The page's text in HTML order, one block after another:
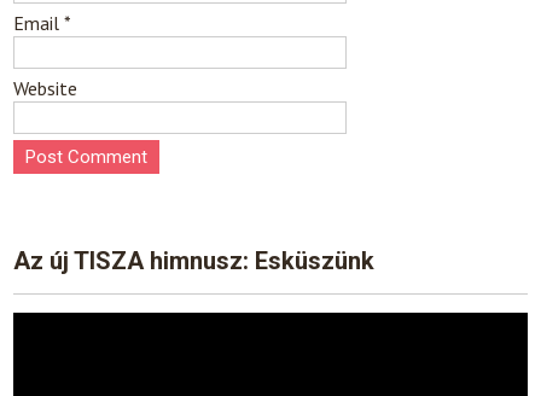
Email*
Website
Az új TISZA himnusz: Esküszünk